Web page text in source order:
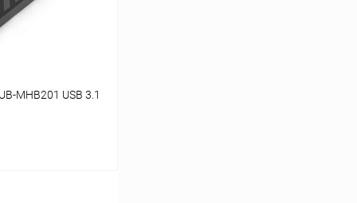
MHB201 USB 3.1